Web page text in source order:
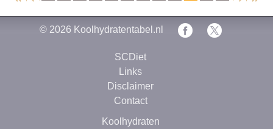
© 2026 Koolhydratentabel.nl
SCDiet
Links
Disclaimer
Contact
Koolhydraten